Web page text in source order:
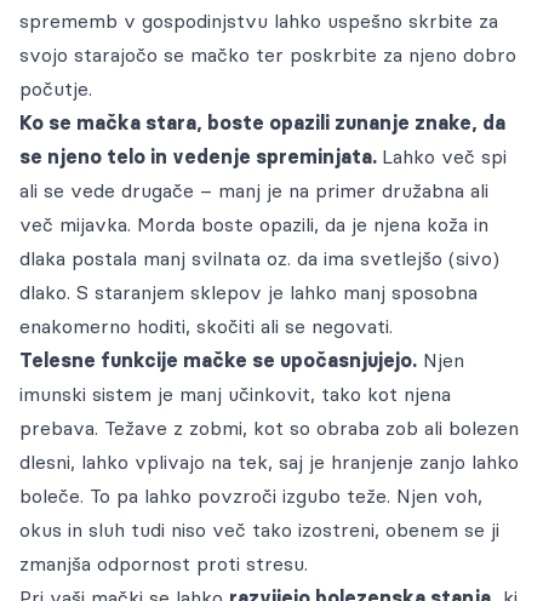
Oddajo lastniki
Postopek posvojitve od lastnika
Kako oddati žival
Naloge in projekti
Veterinarska ambulanta
Prostoživeče mačke
Sponzorji
Dokumenti
Blog
Ogled živali za posvojitev
Gradiva za medije
Prijava na obvestila
Galerija
Objave medijev
POMAGAJ KONTAKT
sprememb v gospodinjstvu lahko uspešno skrbite za
svojo starajočo se mačko ter poskrbite za njeno dobro
počutje.
Ko se mačka stara, boste opazili zunanje znake, da
se njeno telo in vedenje spreminjata. Lahko več spi
ali se vede drugače – manj je na primer družabna ali
več mijavka. Morda boste opazili, da je njena koža in
dlaka postala manj svilnata oz. da ima svetlejšo (sivo)
dlako. S staranjem sklepov je lahko manj sposobna
enakomerno hoditi, skočiti ali se negovati.
Telesne funkcije mačke se upočasnjujejo. Njen
imunski sistem je manj učinkovit, tako kot njena
prebava. Težave z zobmi, kot so obraba zob ali bolezen
dlesni, lahko vplivajo na tek, saj je hranjenje zanjo lahko
boleče. To pa lahko povzroči izgubo teže. Njen voh,
okus in sluh tudi niso več tako izostreni, obenem se ji
zmanjša odpornost proti stresu.